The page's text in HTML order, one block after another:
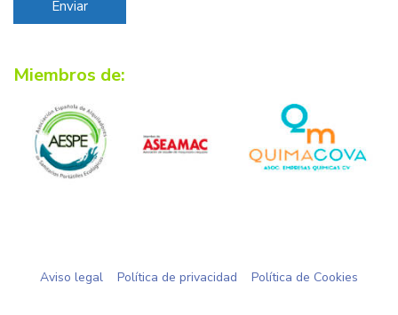
Miembros de:
Aviso legal Política de privacidad
Política de Cookies